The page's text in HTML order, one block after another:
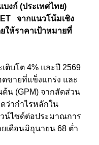
งก์ (ประเทศไทย)
จากแนวโน้มเชิง
ให้ราคาเป้าหมายที่
ติบโต 4% และปี 2569
ดขายที่แข็งแกร่ง และ
น (GPM) จากสัดส่วน
ว่ากำไรหลักใน
น์ไซด์ต่อประมาณการ
เดือนมิถุนายน 68 ต่ำ